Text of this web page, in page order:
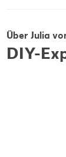
Über Julia
DIY-